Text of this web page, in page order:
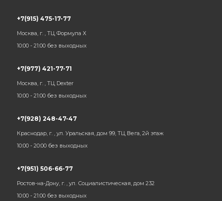
+7(915) 475-17-77
Москва, г. , ТЦ Формула Х
10:00 - 21:00 без выходных
+7(977) 421-77-71
Москва, г. , ТЦ Dexter
10:00 - 21:00 без выходных
+7(928) 248-47-47
Краснодар, г. , ул. Уральская, дом 99, ТЦ Вега, 2й этаж
10:00 - 20:00 без выходных
+7(951) 506-66-77
Ростов-на-Дону, г. , ул. Социалистическая, дом 232
10:00 - 21:00 без выходных